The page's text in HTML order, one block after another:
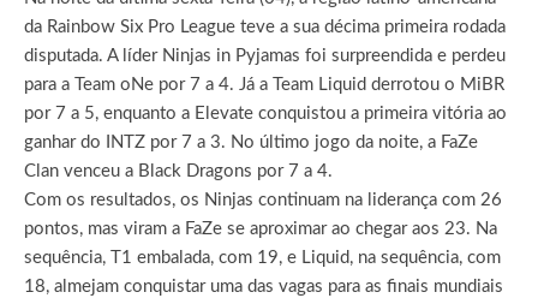
da Rainbow Six Pro League teve a sua décima primeira rodada
disputada. A líder Ninjas in Pyjamas foi surpreendida e perdeu
para a Team oNe por 7 a 4. Já a Team Liquid derrotou o MiBR
por 7 a 5, enquanto a Elevate conquistou a primeira vitória ao
ganhar do INTZ por 7 a 3. No último jogo da noite, a FaZe
Clan venceu a Black Dragons por 7 a 4.
Com os resultados, os Ninjas continuam na liderança com 26
pontos, mas viram a FaZe se aproximar ao chegar aos 23. Na
sequência, T1 embalada, com 19, e Liquid, na sequência, com
18, almejam conquistar uma das vagas para as finais mundiais